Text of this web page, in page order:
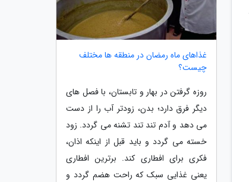
غذاهای ماه رمضان در منطقه ها مختلف
چیست؟
روزه گرفتن در بهار و تابستان، با فصل های
دیگر فرق دارد؛ بدن، زودتر آب را از دست
می دهد و آدم تند تند تشنه می گردد. زود
خسته می گردد و باید قبل از اینکه اذان،
فکری برای افطاری کند. برترین افطاری
یعنی غذایی سبک که راحت هضم گردد و